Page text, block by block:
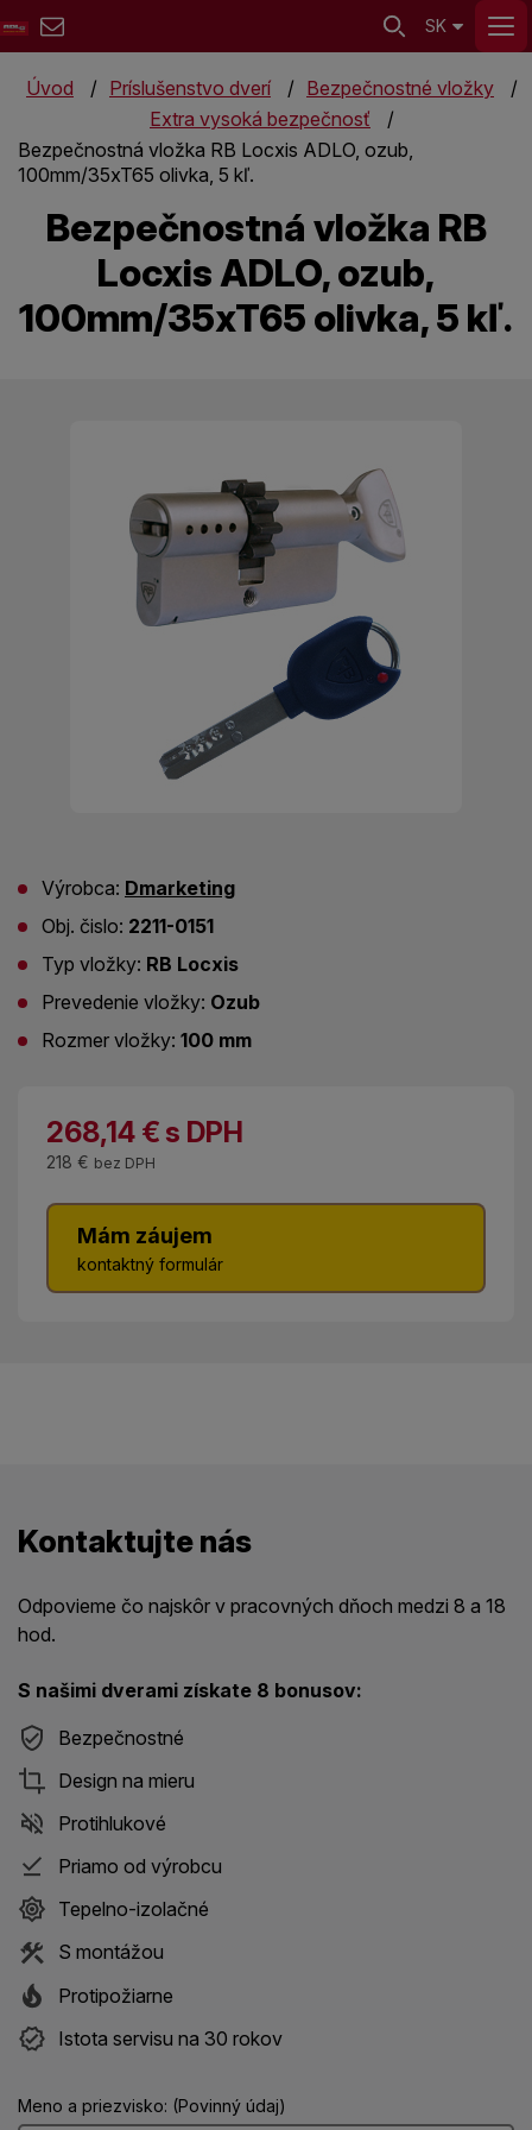
SK
Úvod Príslušenstvo dverí
Bezpečnostné vložky
Extra vysoká bezpečnosť
Bezpečnostná vložka RB Locxis ADLO, ozub,
100mm/35xT65 olivka, 5 kľ.
Bezpečnostná vložka RB
Locxis ADLO, ozub,
100mm/35xT65 olivka, 5 kľ.
268,14 € s DPH
218 € bez DPH
Mám záujem
kontaktný formulár
Výrobca: Dmarketing
Obj. čislo: 2211-0151
Typ vložky: RB Locxis
Prevedenie vložky: Ozub
Rozmer vložky: 100 mm
Kontaktujte nás
Odpovieme čo najskôr v pracovných dňoch medzi 8 a 18
hod.
S našimi dverami získate 8 bonusov:
Bezpečnostné
Design na mieru
Protihlukové
Priamo od výrobcu
Tepelno-izolačné
S montážou
Protipožiarne
Istota servisu na 30 rokov
Meno a priezvisko: (Povinný údaj)